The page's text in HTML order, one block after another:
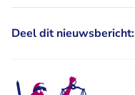
Deel dit nieuwsbericht: